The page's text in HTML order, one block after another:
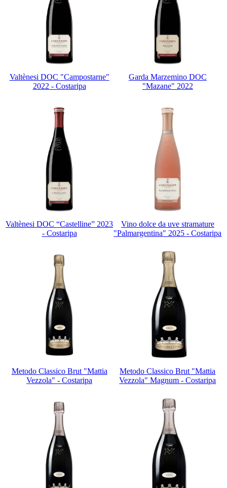
Valtènesi DOC "Campostarne"
2022 - Costaripa
Garda Marzemino DOC
"Mazane" 2022
Valtènesi DOC “Castelline” 2023
- Costaripa
Vino dolce da uve stramature
"Palmargentina" 2025 - Costaripa
Metodo Classico Brut "Mattia
Vezzola" - Costaripa
Metodo Classico Brut "Mattia
Vezzola" Magnum - Costaripa